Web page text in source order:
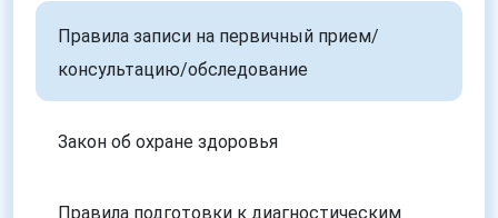
Правила записи на первичный прием/
консультацию/обследование
Закон об охране здоровья
Правила подготовки к диагностическим